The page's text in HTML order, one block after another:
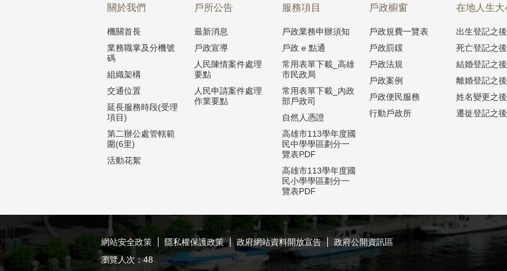
關於我們
機關首長
業務職掌及分機號
碼
組織架構
交通位置
延長服務時段(受理
項目)
第二辦公處管轄範
圍(6里)
活動花絮
戶所公告
最新消息
戶政宣導
人民陳情案件處理
要點
人民申請案件處理
作業要點
服務項目
戶政業務申辦須知
戶政 e 點通
常用表單下載_高雄
市民政局
常用表單下載_內政
部戶政司
自然人憑證
高雄市113學年度國
民中學學區劃分一
覽表PDF
高雄市113學年度國
民小學學區劃分一
覽表PDF
戶政櫥窗
戶政規費一覽表
戶政罰鍰
戶政法規
戶政案例
戶政便民服務
行動戶政所
在地人生大
出生登記之後
死亡登記之後
結婚登記之後
離婚登記之後
姓名變更之後
遷徙登記之後
:::
網站安全政策
隱私權保護政策 政府網站資料開放宣告
政府公開資訊區
瀏覽人次：48